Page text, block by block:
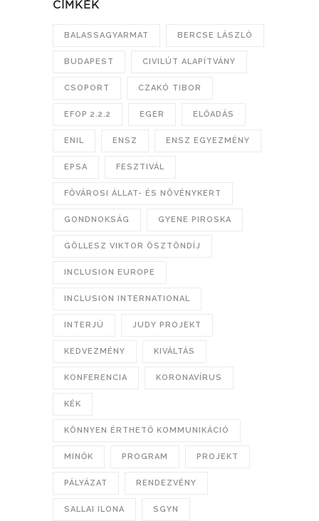
CÍMKÉK
BALASSAGYARMAT BERCSE LÁSZLÓ
BUDAPEST CIVILÚT ALAPÍTVÁNY
CSOPORT CZAKÓ TIBOR
EFOP 2.2.2 EGER ELŐADÁS
ENIL ENSZ ENSZ EGYEZMÉNY
EPSA FESZTIVÁL
FŐVÁROSI ÁLLAT- ÉS NÖVÉNYKERT
GONDNOKSÁG GYENE PIROSKA
GÖLLESZ VIKTOR ÖSZTÖNDÍJ
INCLUSION EUROPE
INCLUSION INTERNATIONAL
INTERJÚ JUDY PROJEKT
KEDVEZMÉNY KIVÁLTÁS
KONFERENCIA KORONAVÍRUS
KÉK
KÖNNYEN ÉRTHETŐ KOMMUNIKÁCIÓ
MINŐK PROGRAM PROJEKT
PÁLYÁZAT RENDEZVÉNY
SALLAI ILONA SGYN